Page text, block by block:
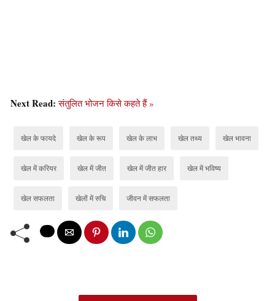
Next Read:संतुलित भोजन किसे कहते हैं »
खेल के फायदे खेल के रूप खेल के लाभ खेल तथ्य खेल भावना
खेल में करियर खेल में जीत खेल में जीत हार खेल में भविष्य
खेल सफलता खेलों में रुचि जीवन में सफलता